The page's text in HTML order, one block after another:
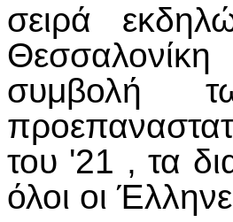
σειρά
συμβολή
του '21 , τα
όλοι οι